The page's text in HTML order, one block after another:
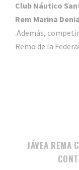
Club Náutico
Rem Marina
.Además,
Remo de la
JÁVEA REMA